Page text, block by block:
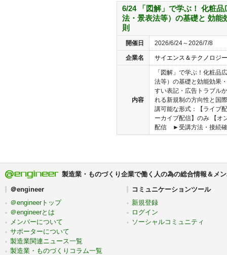
6/24 「図解」で学ぶ！ 化粧
法・景表法等）の基礎と 効能
則
開催日 2026/6/24～2026/7/8
企業名 サイエンス＆テクノロジ
内容
「図解」で学ぶ！化粧品
法等）の基礎と効能効果
すい表記・広告トラブル
れる新規制の方向性と国
講可能な形式：【ライブ
ーカイブ配信】のみ 【オ
配信 ►受講方法・接続確
製造業・ものづくり企業で働く人の為の総合情報＆メ
＠engineer
＠engineerトップ
＠engineerとは
メンバーについて
サポーターについて
製造業関連ニュース一覧
製造業・ものづくりコラム一覧
コミュニケーションツール
新規登録
ログイン
ソーシャルコミュニティ